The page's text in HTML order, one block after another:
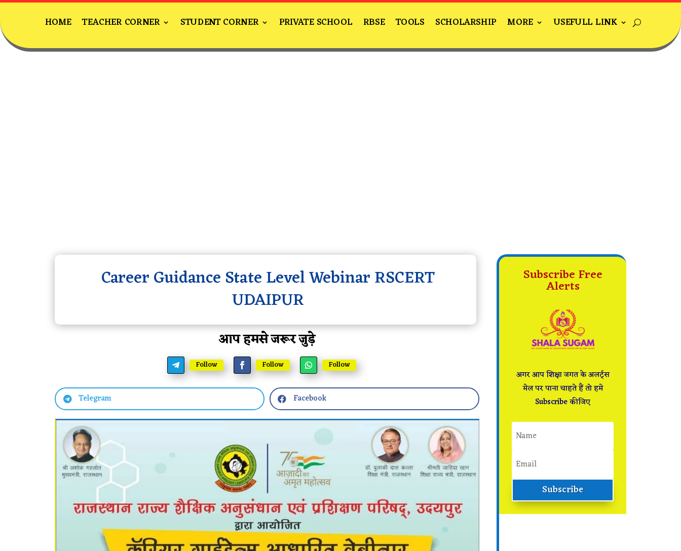
HOME TEACHER CORNER STUDENT CORNER PRIVATE SCHOOL RBSE TOOLS SCHOLARSHIP MORE USEFULL LINK
Career Guidance State Level Webinar RSCERT
UDAIPUR
आप हमसे जरूर जुड़े
Follow Follow Follow
 Telegram  Facebook
Subscribe Free
Alerts
अगर आप शिक्षा जगत के अलर्ट्स
मेल पर पाना चाहते हैं तो हमे
Subscribe कीजिए
Subscribe